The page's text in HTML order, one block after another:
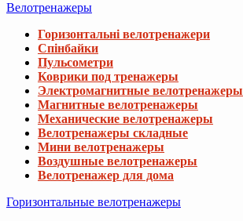
Велотренажеры
Горизонтальні велотренажери
Спінбайки
Пульсометри
Коврики под тренажеры
Электромагнитные велотренажеры
Магнитные велотренажеры
Механические велотренажеры
Велотренажеры складные
Мини велотренажеры
Воздушные велотренажеры
Велотренажер для дома
Горизонтальные велотренажеры